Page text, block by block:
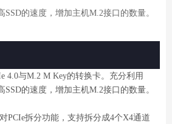
SSD的速度，增加主机M.2接口的数量。
4.0与M.2 M Key的转换卡。充分利用
SSD的速度，增加主机M.2接口的数量。
PCIe拆分功能，支持拆分成4个X4通道